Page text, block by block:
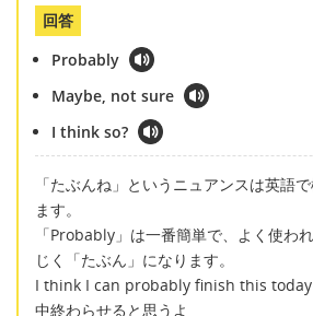
回答
Probably
Maybe, not sure
I think so?
「たぶんね」というニュアンスは英語
ます。
「Probably」は一番簡単で、よく使わ
じく「たぶん」になります。
I think I can probably finish this
中終わらせると思うよ